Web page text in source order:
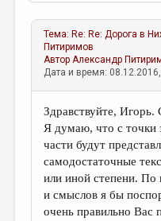
Тема: Re: Re: Дорога в
Питиримов
АвторАлександр
Дата и время:
Здравствуйте, Игорь.
Я думаю, что с точки
части будут
самодостаточные
или иной степени.
и смыслов я бы
очень правильно Вас